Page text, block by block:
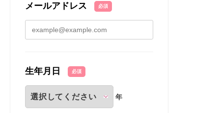
メールアドレス 必須
生年月日 必須
年